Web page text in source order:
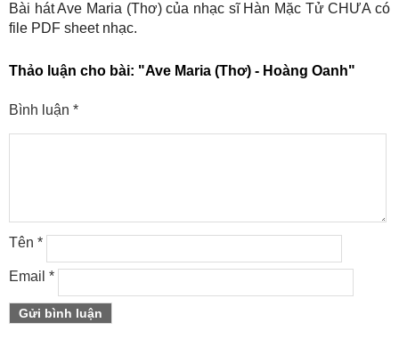
Bài hát Ave Maria (Thơ) của nhạc sĩ Hàn Mặc Tử CHƯA có
file PDF sheet nhạc.
Thảo luận cho bài: "Ave Maria (Thơ) - Hoàng Oanh"
Bình luận *
Tên *
Email *